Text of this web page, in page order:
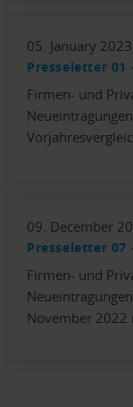
05. January 2023
Presseletter
Firmen- und
09. December
Presseletter
Firmen- und
November 2022